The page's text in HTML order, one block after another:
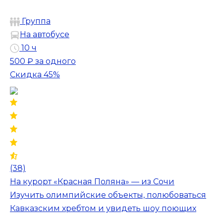
Группа
На автобусе
10 ч
500 ₽ за одного
Скидка 45%
(38)
На курорт «Красная Поляна» — из Сочи
Изучить олимпийские объекты, полюбоваться
Кавказским хребтом и увидеть шоу поющих